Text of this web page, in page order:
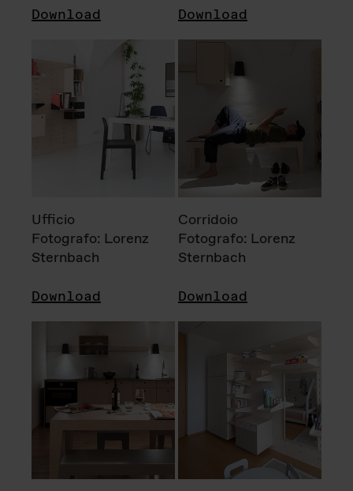
Download Download
Ufficio
Fotografo: Lorenz
Sternbach
Download
Corridoio
Fotografo: Lorenz
Sternbach
Download